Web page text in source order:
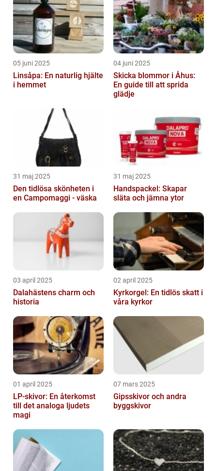
05 juni 2025
Linsåpa: En naturlig hjälte
i hemmet
04 juni 2025
Skicka blommor i Åhus:
En guide till att sprida
glädje
31 maj 2025
Den tidlösa skönheten i
en Campomaggi - väska
31 maj 2025
Handspackel: Skapar
släta och jämna ytor
03 april 2025
Dalahästens charm och
historia
02 april 2025
Kyrkorgel: En tidlös skatt i
våra kyrkor
01 april 2025
LP-skivor: En återkomst
till det analoga ljudets
magi
07 mars 2025
Gipsskivor och andra
byggskivor